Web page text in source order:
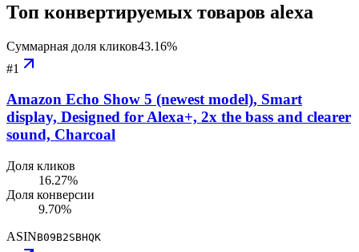
Топ конвертируемых товаров alexa
Суммарная доля кликов43.16%
#1
Amazon Echo Show 5 (newest model), Smart
display, Designed for Alexa+, 2x the bass and clearer
sound, Charcoal
Доля кликов
16.27%
Доля конверсии
9.70%
ASINB09B2SBHQK